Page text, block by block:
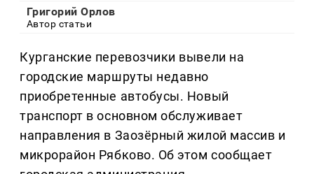
Григорий Орлов
Автор статьи
Курганские перевозчики вывели на
городские маршруты недавно
приобретенные автобусы. Новый
транспорт в основном обслуживает
направления в Заозёрный жилой массив и
микрорайон Рябково. Об этом сообщает